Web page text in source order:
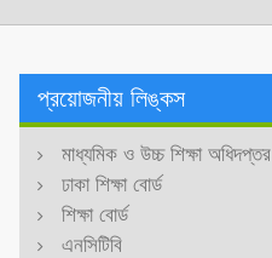
প্রয়োজনীয় লিঙ্কস
মাধ্যমিক ও উচ্চ শিক্ষা অধিদপ্তর
ঢাকা শিক্ষা বোর্ড
শিক্ষা বোর্ড
এনসিটিবি